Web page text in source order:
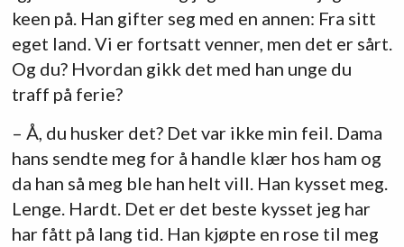
keen på. Han gifter seg med en annen: Fra sitt
eget land. Vi er fortsatt venner, men det er sårt.
Og du? Hvordan gikk det med han unge du
traff på ferie?
– Å, du husker det? Det var ikke min feil. Dama
hans sendte meg for å handle klær hos ham og
da han så meg ble han helt vill. Han kysset meg.
Lenge. Hardt. Det er det beste kysset jeg har
har fått på lang tid. Han kjøpte en rose til meg